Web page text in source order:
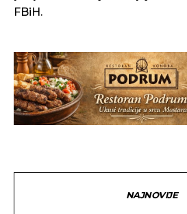
FBiH.
NAJNOVIJE